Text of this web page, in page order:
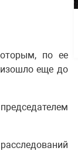
по ее
еще до